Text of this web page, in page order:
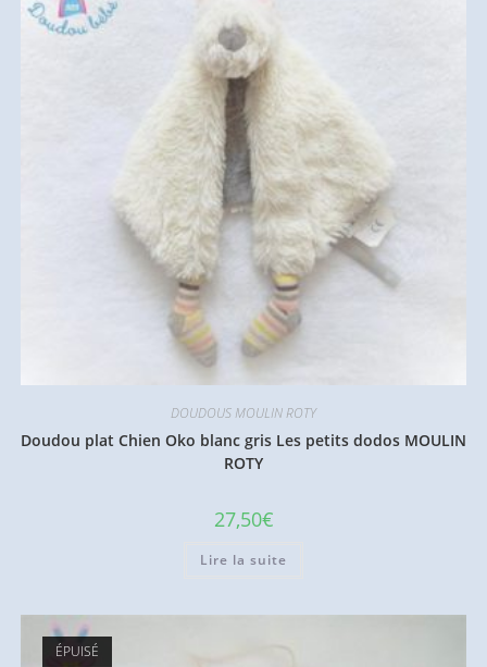
DOUDOUS MOULIN ROTY
Doudou plat Chien Oko blanc gris Les petits dodos MOULIN
ROTY
27,50€
Lire la suite
ÉPUISÉ